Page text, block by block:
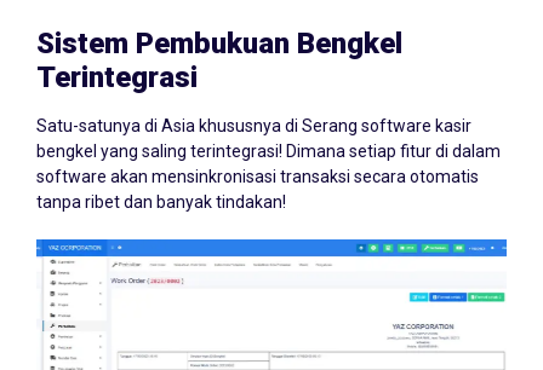
Sistem Pembukuan Bengkel
Terintegrasi
Satu-satunya di Asia khususnya di Serang software kasir
bengkel yang saling terintegrasi! Dimana setiap fitur di dalam
software akan mensinkronisasi transaksi secara otomatis
tanpa ribet dan banyak tindakan!